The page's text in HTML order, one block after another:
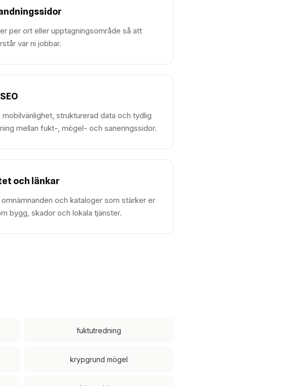
per ort eller upptagningsområde så att
var ni jobbar.
mobilvänlighet, strukturerad data och tydlig
mellan fukt-, mögel- och saneringssidor.
och länkar
omnämnanden och kataloger som stärker er
bygg, skador och lokala tjänster.
fuktutredning
krypgrund mögel